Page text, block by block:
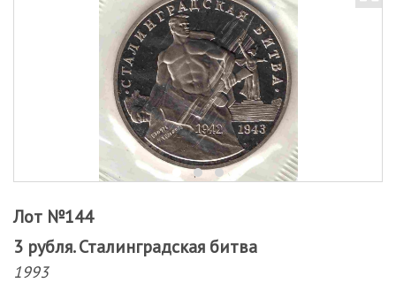
Лот №144
3 рубля. Сталинградская битва
1993